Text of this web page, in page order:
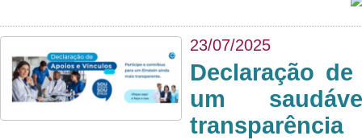
23/07/2025
Declaração
um
transparência